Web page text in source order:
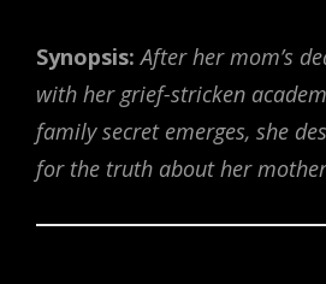
Synopsis:After her mom’s
with her grief-stricken
family secret emerges, she
for the truth about her